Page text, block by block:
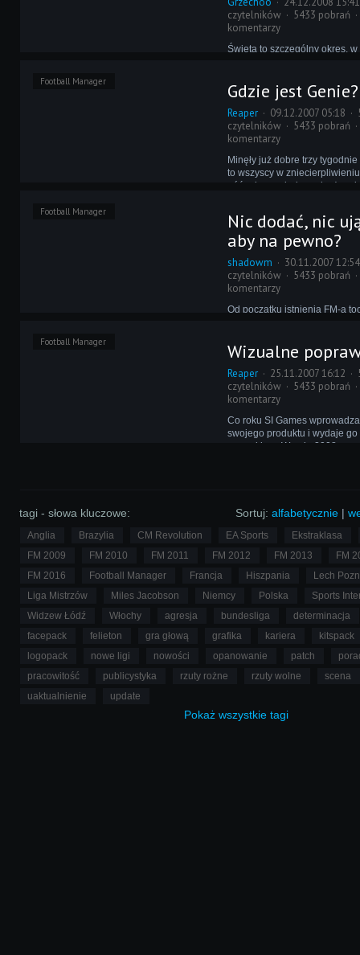
czytelników
5433 pobrań
komentarzy
Święta to szczególny okres,
odstępuje od tej tradycji,
cała masa podarków pod
choinkami.
Football Manager Gdzie jest Genie?
Reaper 09.12.2007 05:18
czytelników
5433 pobrań
komentarzy
Minęły już dobre trzy
to wszyscy w
późnej nocy, łudząc się, że
tydzień i w koło Macieju...
Football Manager
Nic dodać, nic
aby na pewno?
shadowm
30.11.2007 12:54
czytelników
5433 pobrań
komentarzy
Od początku istnienia FM-a
za przydatne ?przedłużenie?
Dodatki do dziś znajdują
powstają ich nowe wersje.
Football Manager Wizualne
Reaper 25.11.2007 16:12
czytelników
5433 pobrań
komentarzy
Co roku SI Games
swojego produktu i wydaje
numerkiem. Wersja 2008
Sortuj: alfabetycznie |
tagi - słowa kluczowe:
Anglia Brazylia CM Revolution EA Sports
Ekstraklasa
FM 2009
FM 2010 FM 2011 FM 2012 FM 2013
FM
FM 2016
Football Manager Francja Hiszpania
Lech
Liga Mistrzów
Miles Jacobson Niemcy Polska
Sports
Widzew Łódź
Włochy agresja bundesliga
determinacja
facepack
felieton gra głową grafika kariera
kitspack
logopack
nowe ligi nowości opanowanie patch
pracowitość
publicystyka rzuty rożne rzuty wolne
scena
uaktualnienie
update
Pokaż wszystkie tagi